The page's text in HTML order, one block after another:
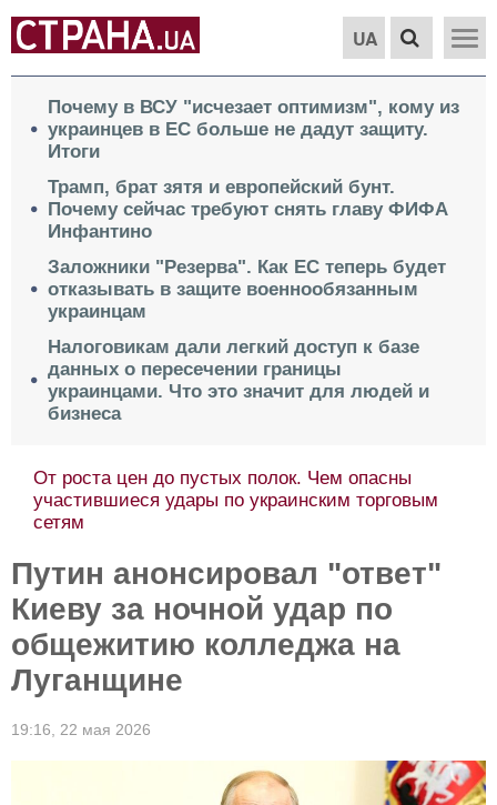
UA
Почему в ВСУ "исчезает оптимизм", кому из
украинцев в ЕС больше не дадут защиту.
Итоги
Трамп, брат зятя и европейский бунт.
Почему сейчас требуют снять главу ФИФА
Инфантино
Заложники "Резерва". Как ЕС теперь будет
отказывать в защите военнообязанным
украинцам
Налоговикам дали легкий доступ к базе
данных о пересечении границы
украинцами. Что это значит для людей и
бизнеса
От роста цен до пустых полок. Чем опасны
участившиеся удары по украинским торговым
сетям
Путин анонсировал "ответ"
Киеву за ночной удар по
общежитию колледжа на
Луганщине
19:16, 22 мая 2026